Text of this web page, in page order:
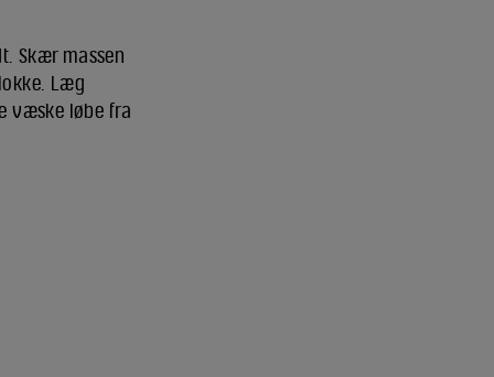
Skær massen
Læg
væske løbe fra